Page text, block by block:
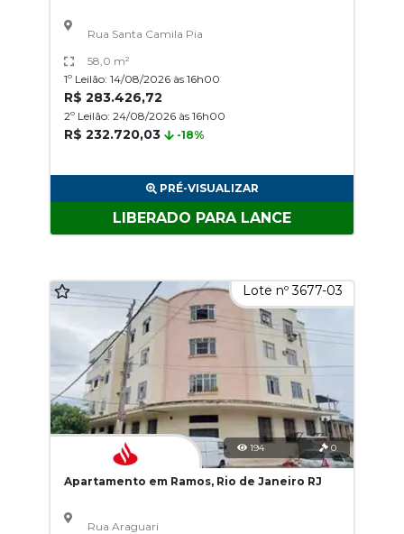
Rua Santa Camila Pia
58,0 m²
1º Leilão: 14/08/2026 às 16h00
R$ 283.426,72
2º Leilão: 24/08/2026 às 16h00
R$ 232.720,03 -18%
PRÉ-VISUALIZAR
LIBERADO PARA LANCE
Lote nº 3677-03
194 0
Apartamento em Ramos, Rio de Janeiro RJ
Rua Araguari